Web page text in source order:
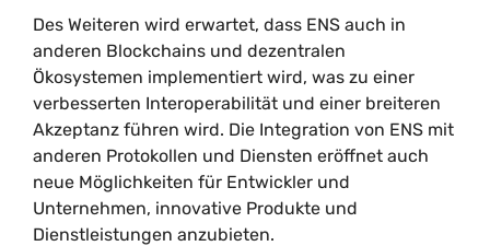
Des Weiteren wird erwartet, dass ENS auch in
anderen Blockchains und dezentralen
Ökosystemen implementiert wird, was zu einer
verbesserten Interoperabilität und einer breiteren
Akzeptanz führen wird. Die Integration von ENS mit
anderen Protokollen und Diensten eröffnet auch
neue Möglichkeiten für Entwickler und
Unternehmen, innovative Produkte und
Dienstleistungen anzubieten.